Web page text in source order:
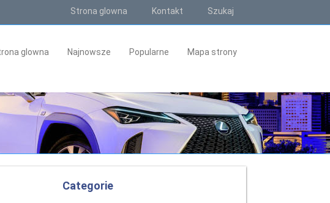
Strona glowna Kontakt Szukaj
glowna Najnowsze Popularne Mapa strony
Categorie